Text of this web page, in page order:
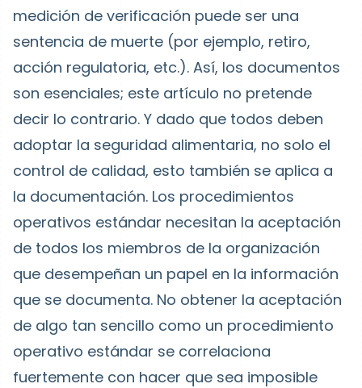
medición de verificación puede ser una
sentencia de muerte (por ejemplo, retiro,
acción regulatoria, etc.). Así, los documentos
son esenciales; este artículo no pretende
decir lo contrario. Y dado que todos deben
adoptar la seguridad alimentaria, no solo el
control de calidad, esto también se aplica a
la documentación. Los procedimientos
operativos estándar necesitan la aceptación
de todos los miembros de la organización
que desempeñan un papel en la información
que se documenta. No obtener la aceptación
de algo tan sencillo como un procedimiento
operativo estándar se correlaciona
fuertemente con hacer que sea imposible